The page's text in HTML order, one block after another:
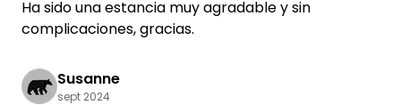
Ha sido una estancia muy agradable y sin
complicaciones, gracias.
Susanne
sept 2024